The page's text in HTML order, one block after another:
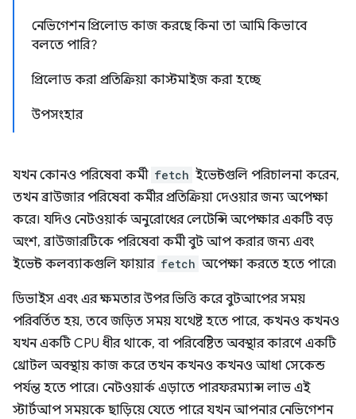
নেভিগেশন প্রিলোড কাজ করছে কিনা তা আমি কিভাবে
বলতে পারি?
প্রিলোড করা প্রতিক্রিয়া কাস্টমাইজ করা হচ্ছে
উপসংহার
যখন কোনও পরিষেবা কর্মী fetch ইভেন্টগুলি পরিচালনা করেন,
তখন ব্রাউজার পরিষেবা কর্মীর প্রতিক্রিয়া দেওয়ার জন্য অপেক্ষা
করে। যদিও নেটওয়ার্ক অনুরোধের লেটেন্সি অপেক্ষার একটি বড়
অংশ, ব্রাউজারটিকে পরিষেবা কর্মী বুট আপ করার জন্য এবং
ইভেন্ট কলব্যাকগুলি ফায়ার fetch অপেক্ষা করতে হতে পারে৷
ডিভাইস এবং এর ক্ষমতার উপর ভিত্তি করে বুটআপের সময়
পরিবর্তিত হয়, তবে জড়িত সময় যথেষ্ট হতে পারে, কখনও কখনও
যখন একটি CPU ধীর থাকে, বা পরিবেষ্টিত অবস্থার কারণে একটি
থ্রোটল অবস্থায় কাজ করে তখন কখনও কখনও আধা সেকেন্ড
পর্যন্ত হতে পারে। নেটওয়ার্ক এড়াতে পারফরম্যান্স লাভ এই
স্টার্টআপ সময়কে ছাড়িয়ে যেতে পারে যখন আপনার নেভিগেশন